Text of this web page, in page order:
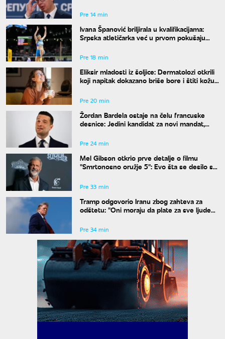
Pre 14 min
Ivana Španović briljirala u kvalifikacijama:
Srpska atletičarka već u prvom pokušaju
Pre 18 min
Eliksir mladosti iz šoljice: Dermatolozi otkrili
koji napitak dokazano briše bore i štiti kožu
Pre 20 min
Žordan Bardela ostaje na čelu francuske
desnice: Jedini kandidat za novi mandat,
Pre 24 min
Mel Gibson otkrio prve detalje o filmu
"Smrtonosno oružje 5": Evo šta se desilo sa
Pre 33 min
Tramp odgovorio Iranu zbog zahteva za
odštetu: "Oni moraju da plate za sve ljude
Pre 34 min